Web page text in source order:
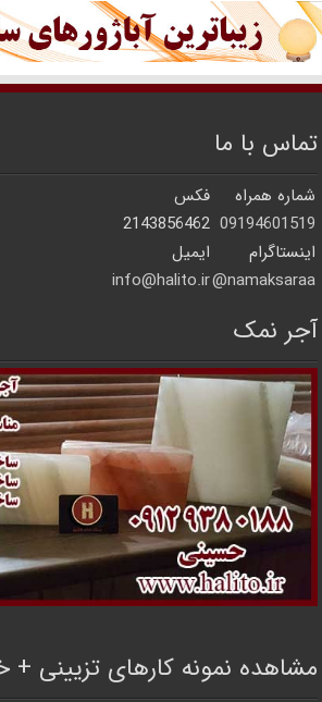
تماس با ما
شماره همراه
فکس
09194601519
2143856462
اینستاگرام
ایمیل
namaksaraa@
info@halito.ir
آجر نمک
مشاهده نمونه کارهای تزیینی +